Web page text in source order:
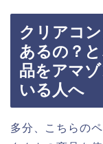
クリアコ
あるの？
品をアマ
いる人へ
多分、こちらの